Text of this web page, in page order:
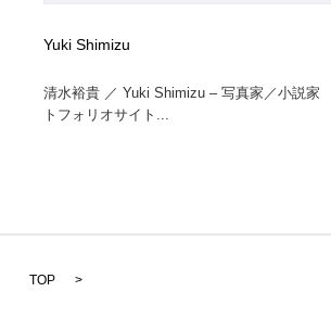
Yuki Shimizu
清水裕貴 ／ Yuki Shimizu – 写真家／小説
トフォリオサイト...
TOP >